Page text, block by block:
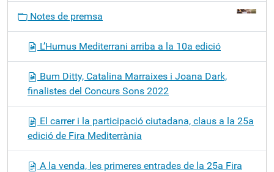
Notes de premsa
L’Humus Mediterrani arriba a la 10a edició
Bum Ditty, Catalina Marraixes i Joana Dark,
finalistes del Concurs Sons 2022
El carrer i la participació ciutadana, claus a la 25a
edició de Fira Mediterrània
A la venda, les primeres entrades de la 25a Fira